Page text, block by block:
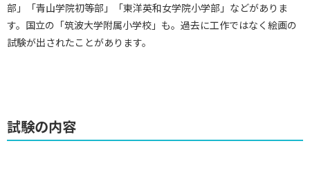
部」「青山学院初等部」「東洋英和女学院小学部」などがありま
す。国立の「筑波大学附属小学校」も。過去に工作ではなく絵画の
試験が出されたことがあります。
試験の内容